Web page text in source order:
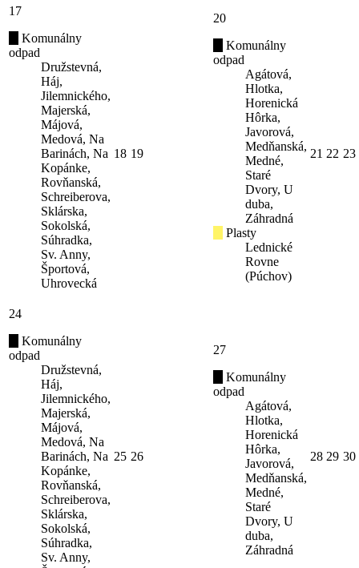
17
Komunálny
odpad
Družstevná,
Háj,
Jilemnického,
Majerská,
Májová,
Medová, Na
Barinách, Na
Kopánke,
Rovňanská,
Schreiberova,
Sklárska,
Sokolská,
Súhradka,
Sv. Anny,
Športová,
Uhrovecká
18 19
20
Komunálny
odpad
Agátová,
Hlotka,
Horenická
Hôrka,
Javorová,
Medňanská,
Medné,
Staré
Dvory, U
duba,
Záhradná
Plasty
Lednické
Rovne
(Púchov)
21 22 23
24
Komunálny
odpad
Družstevná,
Háj,
Jilemnického,
Majerská,
Májová,
Medová, Na
Barinách, Na
Kopánke,
Rovňanská,
Schreiberova,
Sklárska,
Sokolská,
Súhradka,
Sv. Anny,
25 26
27
Komunálny
odpad
Agátová,
Hlotka,
Horenická
Hôrka,
Javorová,
Medňanská,
Medné,
Staré
Dvory, U
duba,
Záhradná
28 29 30